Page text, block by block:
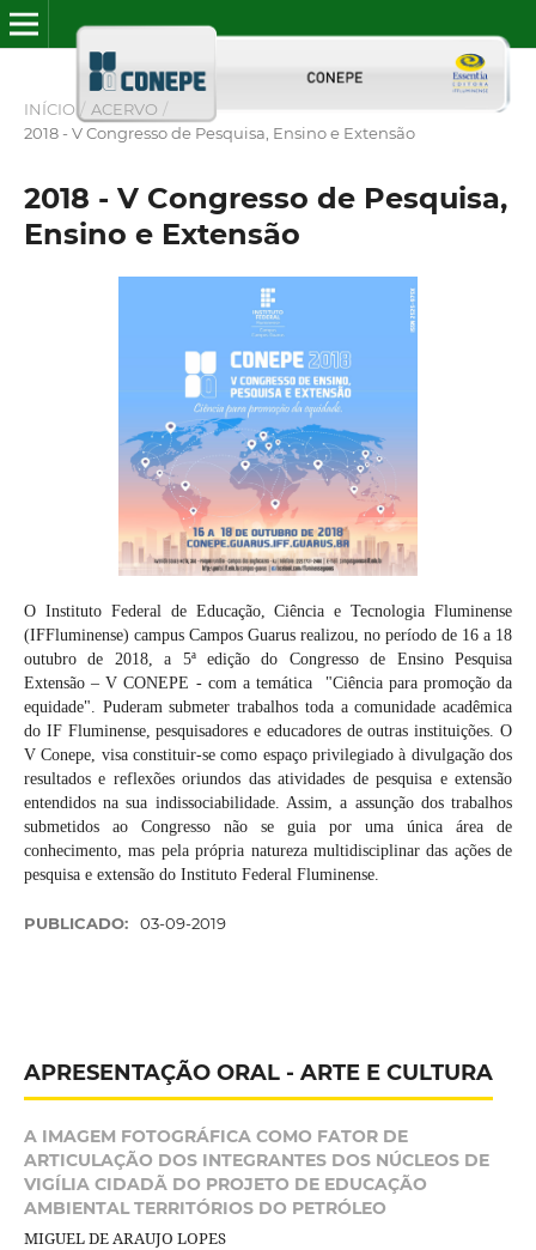
INÍCIO / ACERVO /
2018 - V Congresso de Pesquisa, Ensino e Extensão
2018 - V Congresso de Pesquisa,
Ensino e Extensão
O Instituto Federal de Educação, Ciência e Tecnologia Fluminense
(IFFluminense) campus Campos Guarus realizou, no período de 16 a 18
outubro de 2018, a 5ª edição do Congresso de Ensino Pesquisa
Extensão – V CONEPE - com a temática "Ciência para promoção da
equidade". Puderam submeter trabalhos toda a comunidade acadêmica
do IF Fluminense, pesquisadores e educadores de outras instituições. O
V Conepe, visa constituir-se como espaço privilegiado à divulgação dos
resultados e reflexões oriundos das atividades de pesquisa e extensão
entendidos na sua indissociabilidade. Assim, a assunção dos trabalhos
submetidos ao Congresso não se guia por uma única área de
conhecimento, mas pela própria natureza multidisciplinar das ações de
pesquisa e extensão do Instituto Federal Fluminense.
PUBLICADO: 03-09-2019
APRESENTAÇÃO ORAL - ARTE E CULTURA
A IMAGEM FOTOGRÁFICA COMO FATOR DE
ARTICULAÇÃO DOS INTEGRANTES DOS NÚCLEOS DE
VIGÍLIA CIDADÃ DO PROJETO DE EDUCAÇÃO
AMBIENTAL TERRITÓRIOS DO PETRÓLEO
MIGUEL DE ARAUJO LOPES